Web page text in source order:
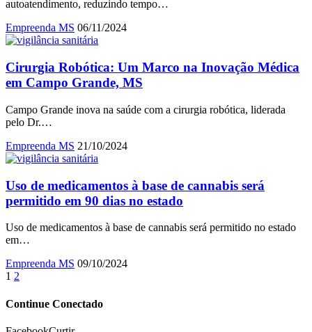
autoatendimento, reduzindo tempo…
Empreenda MS 06/11/2024
Cirurgia Robótica: Um Marco na Inovação Médica
em Campo Grande, MS
Campo Grande inova na saúde com a cirurgia robótica, liderada
pelo Dr.…
Empreenda MS 21/10/2024
Uso de medicamentos à base de cannabis será
permitido em 90 dias no estado
Uso de medicamentos à base de cannabis será permitido no estado
em…
Empreenda MS 09/10/2024
1 2
Continue Conectado